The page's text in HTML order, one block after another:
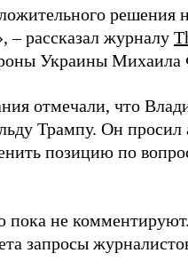
решения
– рассказал журналу
Украины Михаила
отмечали, что
Трампу. Он просил
позицию по
не
запросы